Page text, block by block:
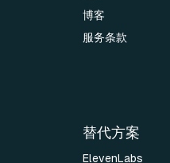
博客
服务条款
替代方案
ElevenLabs